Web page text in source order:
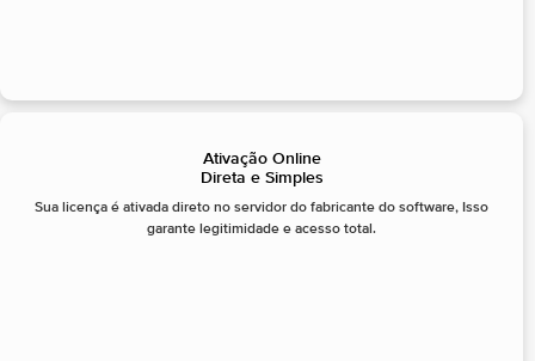
Ativação Online
Direta e Simples
Sua licença é ativada direto no servidor do fabricante do software, Isso
garante legitimidade e acesso total.